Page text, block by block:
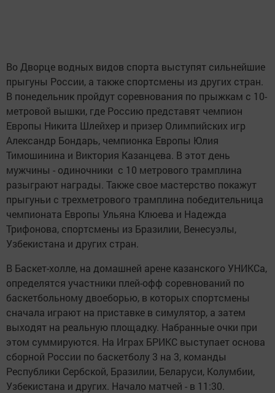
Во Дворце водных видов спорта выступят сильнейшие
прыгуны России, а также спортсмены из других стран.
В понедельник пройдут соревнования по прыжкам с 10-
метровой вышки, где Россию представят чемпион
Европы Никита Шлейхер и призер Олимпийских игр
Александр Бондарь, чемпионка Европы Юлия
Тимошинина и Виктория Казанцева. В этот день
мужчины - одиночники с 10 метрового трамплина
разыграют награды. Также свое мастерство покажут
прыгуньи с трехметрового трамплина победительница
чемпионата Европы Ульяна Клюева и Надежда
Трифонова, спортсмены из Бразилии, Венесуэлы,
Узбекистана и других стран.
В Баскет-холле, на домашней арене казанского УНИКСа,
определятся участники плей-офф соревнований по
баскетбольному двоеборью, в которых спортсмены
сначала играют на приставке в симулятор, а затем
выходят на реальную площадку. Набранные очки при
этом суммируются. На Играх БРИКС выступает основа
сборной России по баскетболу 3 на 3, команды
Республики Сербской, Бразилии, Беларуси, Колумбии,
Узбекистана и других. Начало матчей - в 11:30.